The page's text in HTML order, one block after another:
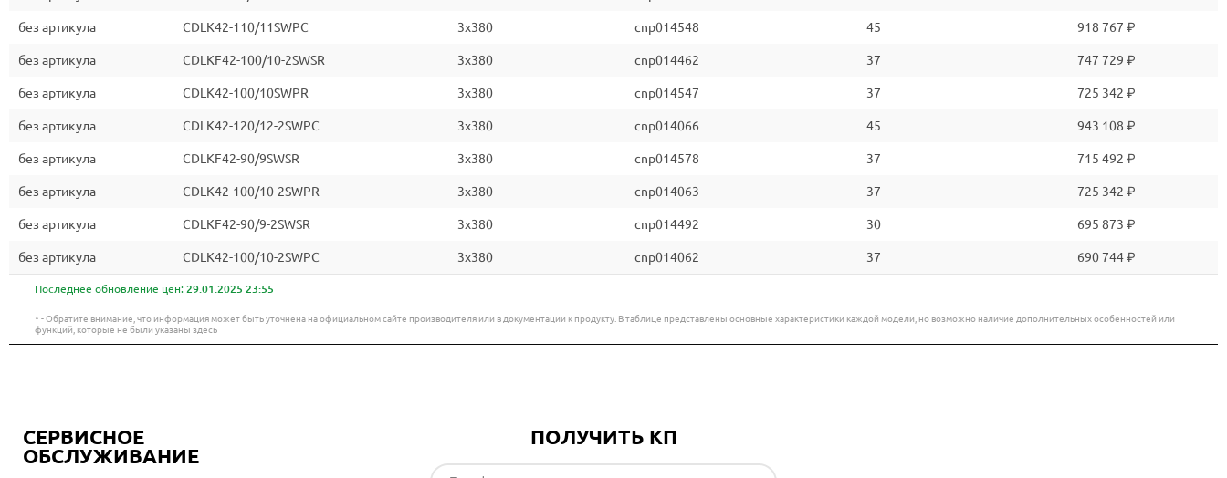
без артикула CDLK42-110/11SWPC 3x380 cnp014548 45 918 767 ₽
без артикула CDLKF42-100/10-2SWSR 3x380 cnp014462 37 747 729 ₽
без артикула CDLK42-100/10SWPR 3x380 cnp014547 37 725 342 ₽
без артикула CDLK42-120/12-2SWPC 3x380 cnp014066 45 943 108 ₽
без артикула CDLKF42-90/9SWSR 3x380 cnp014578 37 715 492 ₽
без артикула CDLK42-100/10-2SWPR 3x380 cnp014063 37 725 342 ₽
без артикула CDLKF42-90/9-2SWSR 3x380 cnp014492 30 695 873 ₽
без артикула CDLK42-100/10-2SWPC 3x380 cnp014062 37 690 744 ₽
Последнее обновление цен: 29.01.2025 23:55
* - Обратите внимание, что информация может быть уточнена на официальном сайте производителя или в документации к продукту. В таблице представлены основные характеристики каждой модели, но возможно наличие дополнительных особенностей или
функций, которые не были указаны здесь
СЕРВИСНОЕ
ОБСЛУЖИВАНИЕ
ПОЛУЧИТЬ КП